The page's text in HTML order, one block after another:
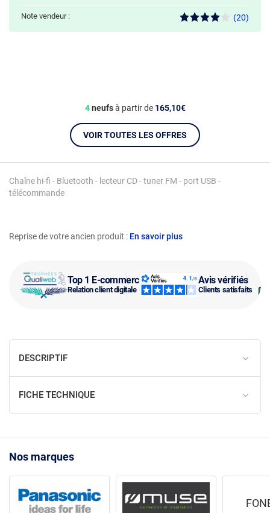
Top 1 E-commerce
Relation client digitale
Avis vérifiés
Clients satisfaits
Reprise de votre ancien produit : En savoir plus
Chaîne hi-fi - Bluetooth - lecteur CD - tuner FM - port USB -
télécommande
Note vendeur : (20)
4neufsà partir de 165,10€
VOIR TOUTES LES OFFRES
DESCRIPTIF
FICHE TECHNIQUE
Nos marques